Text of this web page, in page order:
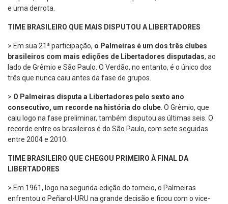
e uma derrota.
TIME BRASILEIRO QUE MAIS DISPUTOU A LIBERTADORES
> Em sua 21ª participação, o Palmeiras é um dos três clubes
brasileiros com mais edições de Libertadores disputadas, ao
lado de Grêmio e São Paulo. O Verdão, no entanto, é o único dos
três que nunca caiu antes da fase de grupos.
> O Palmeiras disputa a Libertadores pelo sexto ano
consecutivo, um recorde na história do clube . O Grêmio, que
caiu logo na fase preliminar, também disputou as últimas seis. O
recorde entre os brasileiros é do São Paulo, com sete seguidas
entre 2004 e 2010.
TIME BRASILEIRO QUE CHEGOU PRIMEIRO À FINAL DA
LIBERTADORES
> Em 1961, logo na segunda edição do torneio, o Palmeiras
enfrentou o Peñarol-URU na grande decisão e ficou com o vice-